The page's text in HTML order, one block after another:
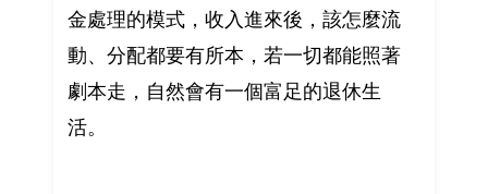
金處理的模式，收入進來後，該怎麼流
動、分配都要有所本，若一切都能照著
劇本走，自然會有一個富足的退休生
活。